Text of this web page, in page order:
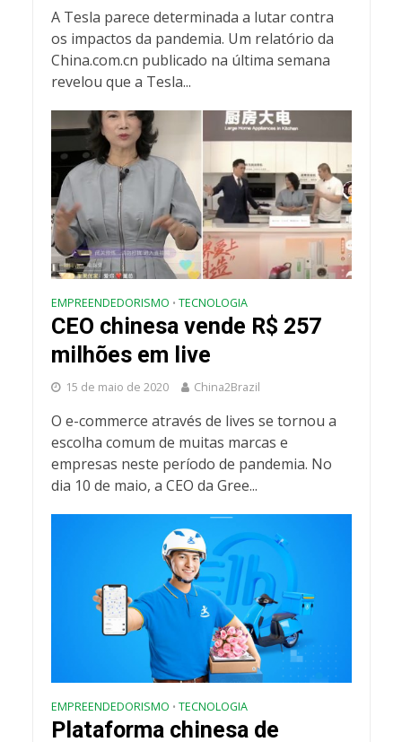
A Tesla parece determinada a lutar contra
os impactos da pandemia. Um relatório da
China.com.cn publicado na última semana
revelou que a Tesla...
EMPREENDEDORISMO • TECNOLOGIA
CEO chinesa vende R$ 257
milhões em live
15 de maio de 2020 China2Brazil
O e-commerce através de lives se tornou a
escolha comum de muitas marcas e
empresas neste período de pandemia. No
dia 10 de maio, a CEO da Gree...
EMPREENDEDORISMO • TECNOLOGIA
Plataforma chinesa de